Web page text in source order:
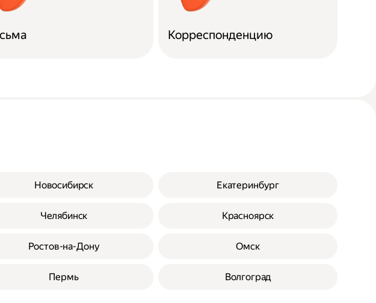
Корреспонденцию
Новосибирск Екатеринбург
Челябинск Красноярск
Ростов-на-Дону Омск
Пермь Волгоград